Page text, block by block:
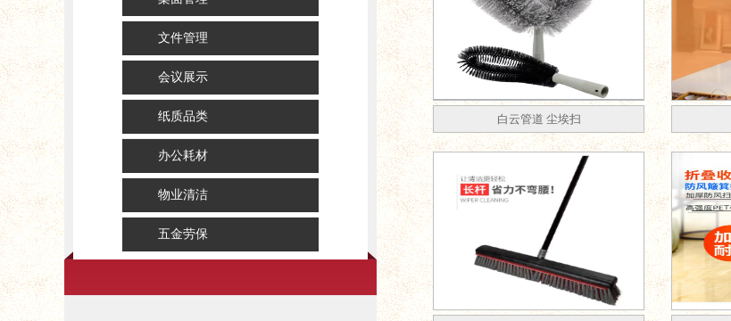
文件管理
会议展示
纸质品类
办公耗材
物业清洁
五金劳保
白云管道 尘埃扫